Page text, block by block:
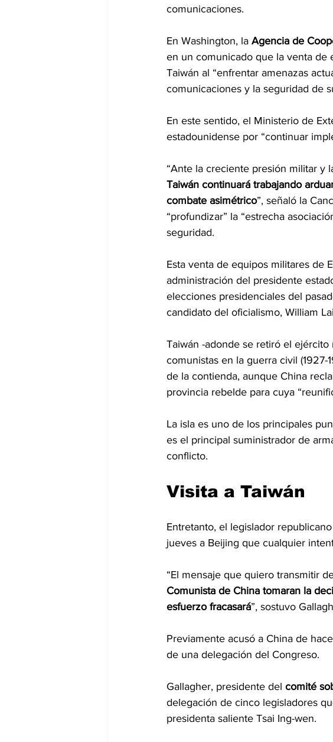
comunicaciones.
En Washington, la Agencia de
en un comunicado que la venta de
Taiwán al “enfrentar amenazas
comunicaciones y la seguridad de
En este sentido, el Ministerio de
estadounidense por “continuar
“Ante la creciente presión militar y
Taiwán continuará trabajando
combate asimétrico”, señaló la
“profundizar” la “estrecha
seguridad.
Esta venta de equipos militares de
administración del presidente
elecciones presidenciales del
candidato del oficialismo, William
Taiwán -adonde se retiró el
comunistas en la guerra civil
de la contienda, aunque China
provincia rebelde para cuya
La isla es uno de los principales
es el principal suministrador de
conflicto.
Visita a Taiwán
Entretanto, el legislador republicano
jueves a Beijing que cualquier
“El mensaje que quiero transmitir
Comunista de China tomaran la
esfuerzo fracasará”, sostuvo
Previamente acusó a China de
de una delegación del Congreso.
Gallagher, presidente del comité
delegación de cinco legisladores
presidenta saliente Tsai Ing-wen.